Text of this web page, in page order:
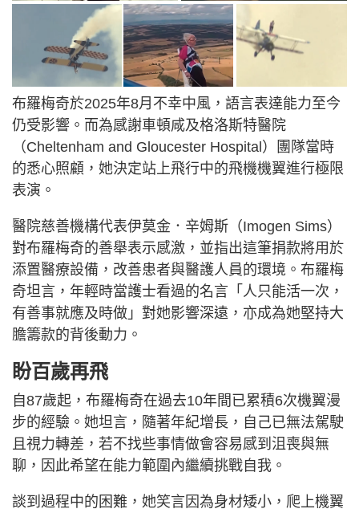
布羅梅奇於2025年8月不幸中風，語言表達能力至今
仍受影響。而為感謝車頓咸及格洛斯特醫院
（Cheltenham and Gloucester Hospital）團隊當時
的悉心照顧，她決定站上飛行中的飛機機翼進行極限
表演。
醫院慈善機構代表伊莫金．辛姆斯（Imogen Sims）
對布羅梅奇的善舉表示感激，並指出這筆捐款將用於
添置醫療設備，改善患者與醫護人員的環境。布羅梅
奇坦言，年輕時當護士看過的名言「人只能活一次，
有善事就應及時做」對她影響深遠，亦成為她堅持大
膽籌款的背後動力。
盼百歲再飛
自87歲起，布羅梅奇在過去10年間已累積6次機翼漫
步的經驗。她坦言，隨著年紀增長，自己已無法駕駛
且視力轉差，若不找些事情做會容易感到沮喪與無
聊，因此希望在能力範圍內繼續挑戰自我。
談到過程中的困難，她笑言因為身材矮小，爬上機翼